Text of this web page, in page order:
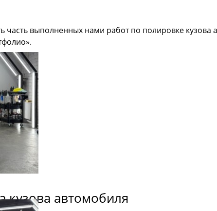
часть выполненных нами работ по полировке
кузова автомобиля